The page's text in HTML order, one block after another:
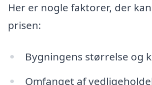
Her er nogle faktorer, der
prisen:
Bygningens størrelse og
Omfanget af